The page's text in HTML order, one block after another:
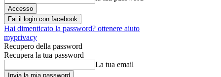
Fai il login con facebook
Hai dimenticato la password? ottenere aiuto
myprivacy
Recupero della password
Recupera la tua password
La tua email